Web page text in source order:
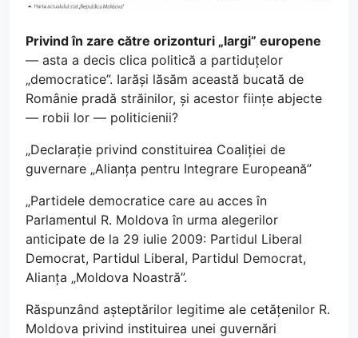
Privind în zare către orizonturi „largi” europene
— asta a decis clica politică a partiduțelor
„democratice”. Iarăși lăsăm această bucată de
Românie pradă străinilor, și acestor ființe abjecte
— robii lor — politicienii?
„Declarație privind constituirea Coaliției de
guvernare „Alianța pentru Integrare Europeană”
„Partidele democratice care au acces în
Parlamentul R. Moldova în urma alegerilor
anticipate de la 29 iulie 2009: Partidul Liberal
Democrat, Partidul Liberal, Partidul Democrat,
Alianța „Moldova Noastră”.
Răspunzând așteptărilor legitime ale cetățenilor R.
Moldova privind instituirea unei guvernări